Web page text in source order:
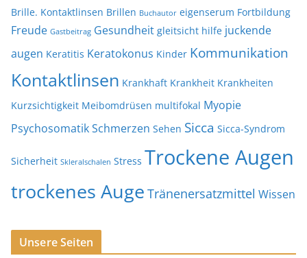
Brille. Kontaktlinsen Brillen Buchautor eigenserum Fortbildung
Freude Gastbeitrag Gesundheit gleitsicht hilfe juckende
augen Keratitis Keratokonus Kinder Kommunikation
Kontaktlinsen Krankhaft Krankheit Krankheiten
Kurzsichtigkeit Meibomdrüsen multifokal Myopie
PsychosomatikSchmerzen Sehen Sicca Sicca-Syndrom
Sicherheit Skleralschalen Stress Trockene Augen
trockenes Auge Tränenersatzmittel Wissen
Unsere Seiten